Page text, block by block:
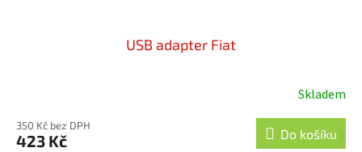
USB adapter Fiat
Skladem
350 Kč bez DPH
423 Kč Do košíku